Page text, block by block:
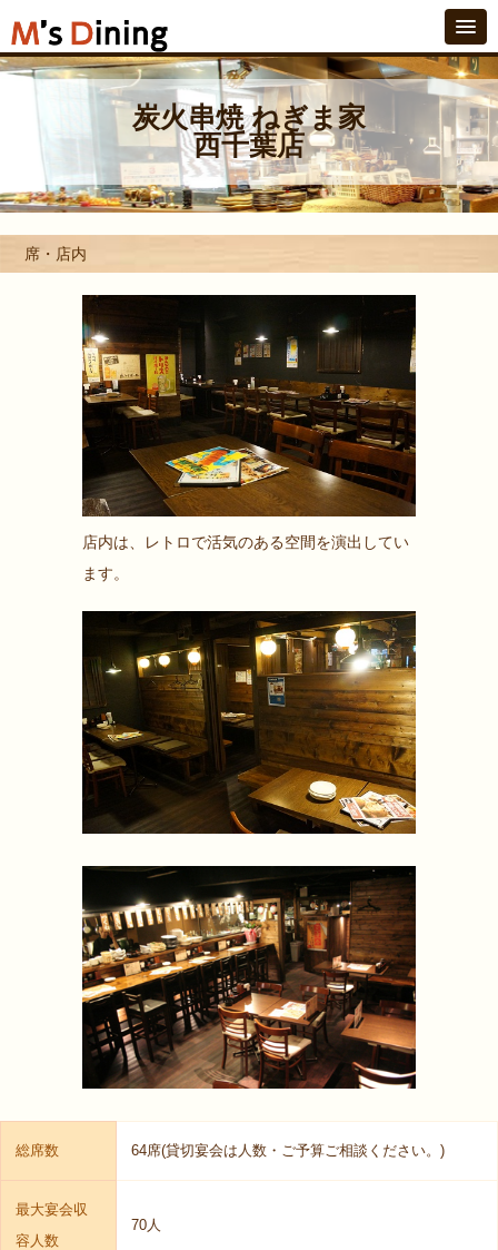
炭火串焼 ねぎま家
西千葉店
席・店内
店内は、レトロで活気のある空間を演出してい
ます。
総席数 64席(貸切宴会は人数・ご予算ご相談ください。)
最大宴会収
容人数
70人